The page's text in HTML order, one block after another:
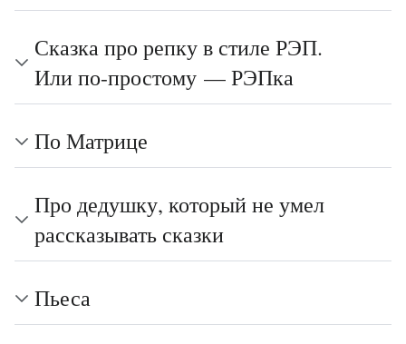
Сказка про репку в стиле РЭП.
Или по-простому — РЭПка
По Матрице
Про дедушку, который не умел
рассказывать сказки
Пьеса